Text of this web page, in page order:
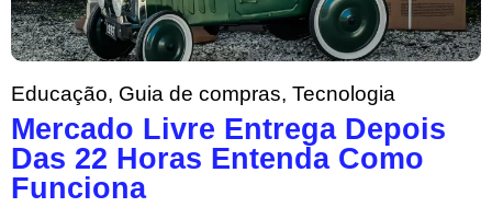
Educação, Guia de compras, Tecnologia
Mercado Livre Entrega Depois
Das 22 Horas Entenda Como
Funciona